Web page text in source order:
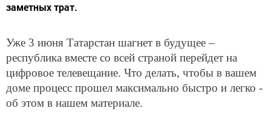
заметных трат.
Уже 3 июня Татарстан шагнет в будущее –
республика вместе со всей страной перейдет на
цифровое телевещание. Что делать, чтобы в вашем
доме процесс прошел максимально быстро и легко -
об этом в нашем материале.